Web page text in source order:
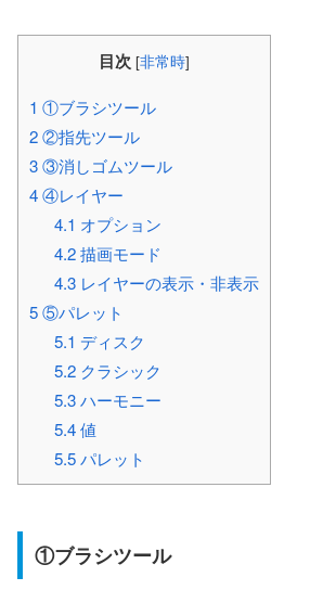
目次 [非常時]
1 ①ブラシツール
2②指先ツール
3③消しゴムツール
4④レイヤー
4.1 オプション
4.2描画モード
4.3レイヤーの表示・非表示
5⑤パレット
5.1 ディスク
5.2クラシック
5.3ハーモニー
5.4値
5.5パレット
①ブラシツール